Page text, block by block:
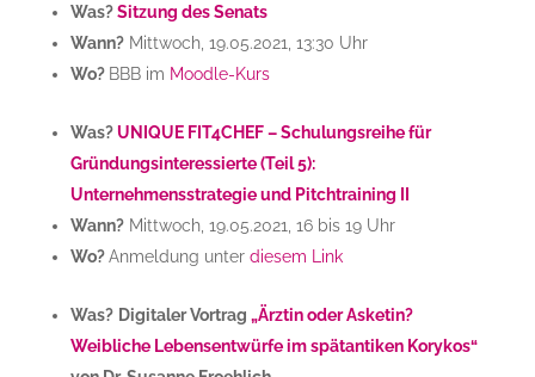
Was?Sitzung des Senats
Wann?Mittwoch, 19.05.2021, 13:30 Uhr
Wo? BBB im Moodle-Kurs
Was?UNIQUE FIT4CHEF – Schulungsreihe für
Gründungsinteressierte (Teil 5):
Unternehmensstrategie und Pitchtraining II
Wann?Mittwoch, 19.05.2021, 16 bis 19 Uhr
Wo?Anmeldung unter diesem Link
Was? Digitaler Vortrag „Ärztin oder Asketin?
Weibliche Lebensentwürfe im spätantiken Korykos“